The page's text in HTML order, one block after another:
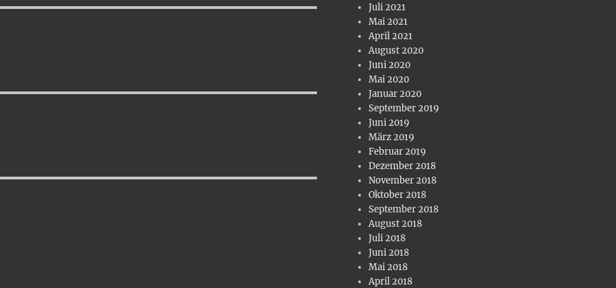
Juli 2021
Mai 2021
April 2021
August 2020
Juni 2020
Mai 2020
Januar 2020
September 2019
Juni 2019
März 2019
Februar 2019
Dezember 2018
November 2018
Oktober 2018
September 2018
August 2018
Juli 2018
Juni 2018
Mai 2018
April 2018